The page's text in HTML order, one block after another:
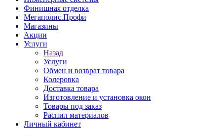
Финишная отделка
Мегаполис.Профи
Магазины
Акции
Услуги
Назад
Услуги
Обмен и возврат товара
Колеровка
Доставка товара
Изготовление и установка окон
Товары под заказ
Распил материалов
Личный кабинет